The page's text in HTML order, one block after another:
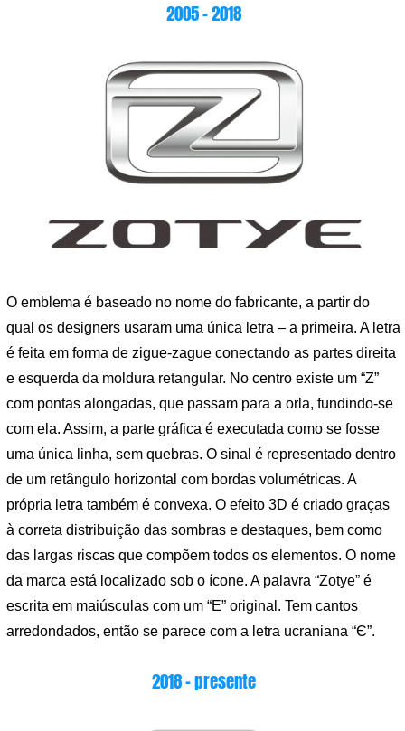
2005 – 2018
O emblema é baseado no nome do fabricante, a partir do
qual os designers usaram uma única letra – a primeira. A letra
é feita em forma de zigue-zague conectando as partes direita
e esquerda da moldura retangular. No centro existe um “Z”
com pontas alongadas, que passam para a orla, fundindo-se
com ela. Assim, a parte gráfica é executada como se fosse
uma única linha, sem quebras. O sinal é representado dentro
de um retângulo horizontal com bordas volumétricas. A
própria letra também é convexa. O efeito 3D é criado graças
à correta distribuição das sombras e destaques, bem como
das largas riscas que compõem todos os elementos. O nome
da marca está localizado sob o ícone. A palavra “Zotye” é
escrita em maiúsculas com um “E” original. Tem cantos
arredondados, então se parece com a letra ucraniana “Є”.
2018 – presente